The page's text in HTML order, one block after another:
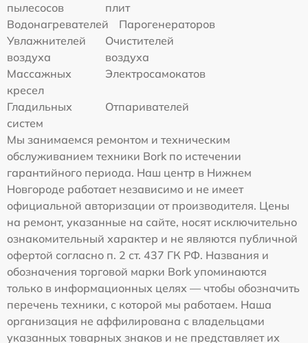
пылесосов
плит
Водонагревателей
Парогенераторов
Увлажнителей
воздуха
Очистителей
воздуха
Массажных
кресел
Электросамокатов
Гладильных
систем
Отпаривателей
Мы занимаемся ремонтом и техническим
обслуживанием техники Bork по истечении
гарантийного периода. Наш центр в Нижнем
Новгороде работает независимо и не имеет
официальной авторизации от производителя. Цены
на ремонт, указанные на сайте, носят исключительно
ознакомительный характер и не являются публичной
офертой согласно п. 2 ст. 437 ГК РФ. Названия и
обозначения торговой марки Bork упоминаются
только в информационных целях — чтобы обозначить
перечень техники, с которой мы работаем. Наша
организация не аффилирована с владельцами
указанных товарных знаков и не представляет их